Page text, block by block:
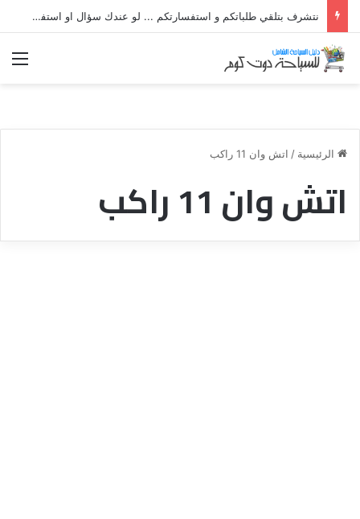
نتشرف بتلقي طلباتكم و استفسارتكم ... لو عندك سؤال او استفسار ماتدرددش فى طلب المساعدة
الرئيسية / اتش وان 11 راكب
اتش وان 11 راكب